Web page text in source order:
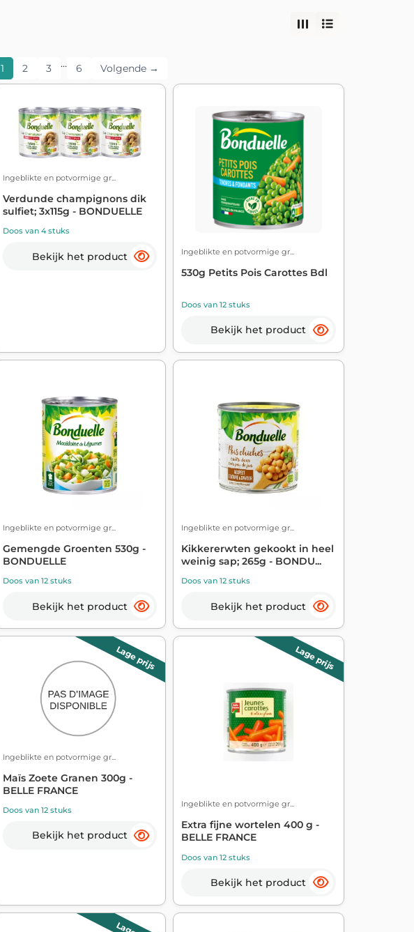
1 2 3 … 6 Volgende →
Ingeblikte en potvormige gr...
Verdunde champignons dik
sulfiet; 3x115g - BONDUELLE
Doos van 4 stuks
Bekijk het product Ingeblikte en potvormige gr...
530g Petits Pois Carottes Bdl
Doos van 12 stuks
Bekijk het product
Ingeblikte en potvormige gr...
Gemengde Groenten 530g -
BONDUELLE
Doos van 12 stuks
Bekijk het product
Ingeblikte en potvormige gr...
Kikkererwten gekookt in heel
weinig sap; 265g - BONDU...
Doos van 12 stuks
Bekijk het product
Lage prijs
Ingeblikte en potvormige gr...
Maïs Zoete Granen 300g -
BELLE FRANCE
Doos van 12 stuks
Bekijk het product
Lage prijs
Ingeblikte en potvormige gr...
Extra fijne wortelen 400 g -
BELLE FRANCE
Doos van 12 stuks
Bekijk het product